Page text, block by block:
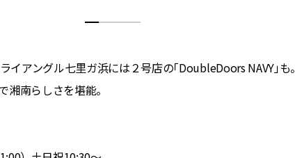
イアングル七里ガ浜には２号店の「DoubleDoors NAVY」も。
南らしさを堪能。